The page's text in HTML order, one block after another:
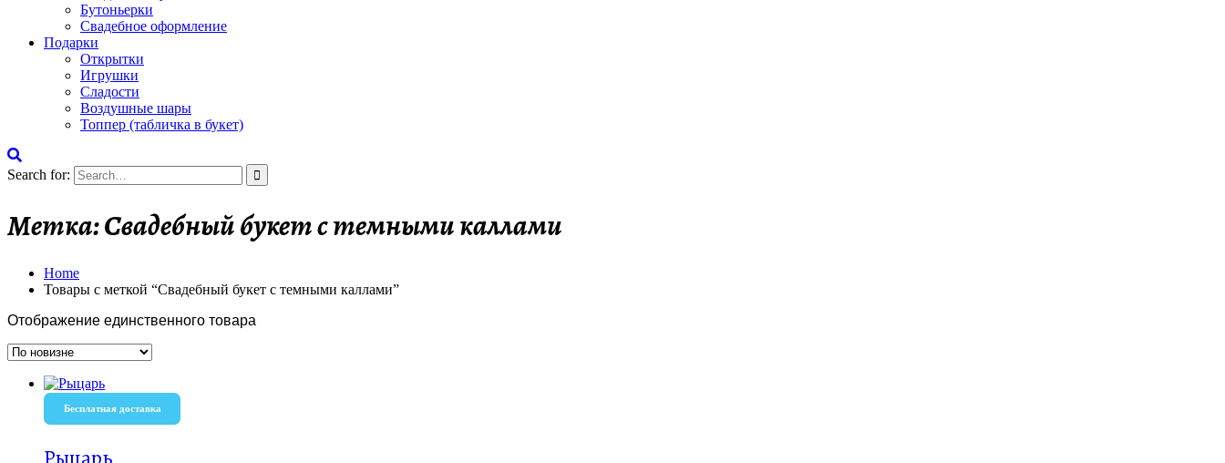
Бутоньерки
Свадебное оформление
Подарки
Открытки
Игрушки
Сладости
Воздушные шары
Топпер (табличка в букет)
Search for:
Метка:Свадебный букет с темными каллами
Home
Товары с меткой “Свадебный букет с темными каллами”
Отображение единственного товара
Бесплатная доставка